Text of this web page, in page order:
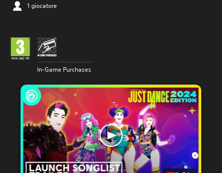
1 giocatore
In-Game Purchases